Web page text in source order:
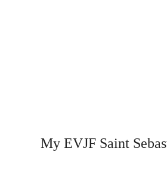
My EVJF Saint